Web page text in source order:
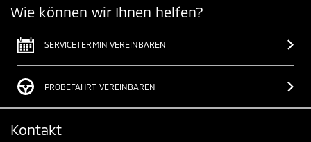
Wie können wir Ihnen helfen?
SERVICETERMIN VEREINBAREN
PROBEFAHRT VEREINBAREN
Kontakt